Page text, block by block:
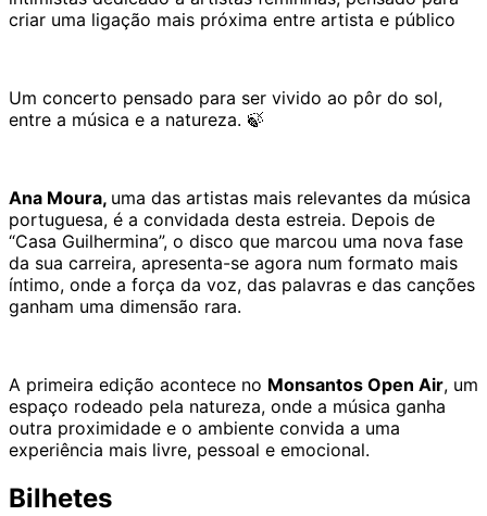
criar uma ligação mais próxima entre artista e público
Um concerto pensado para ser vivido ao pôr do sol,
entre a música e a natureza. 🍃
Ana Moura, uma das artistas mais relevantes da música
portuguesa, é a convidada desta estreia. Depois de
“Casa Guilhermina”, o disco que marcou uma nova fase
da sua carreira, apresenta-se agora num formato mais
íntimo, onde a força da voz, das palavras e das canções
ganham uma dimensão rara.
A primeira edição acontece no Monsantos Open Air, um
espaço rodeado pela natureza, onde a música ganha
outra proximidade e o ambiente convida a uma
experiência mais livre, pessoal e emocional.
Bilhetes